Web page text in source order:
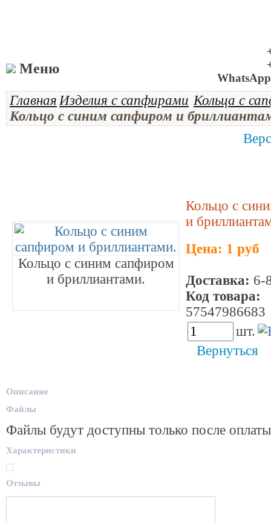
Меню
Главная Изделия с сапфирами Кольца с
Кольцо с синим сапфиром и
Кольцо с синим сапфиром
и бриллиантами.
Кольцо с
и
Цена: 1 руб
Доставка: 6-
Код товара:
57547986683
шт.
Вернуться
Описание
Файлы
Файлы будут доступны только после оплаты
Характеристики
Отзывы